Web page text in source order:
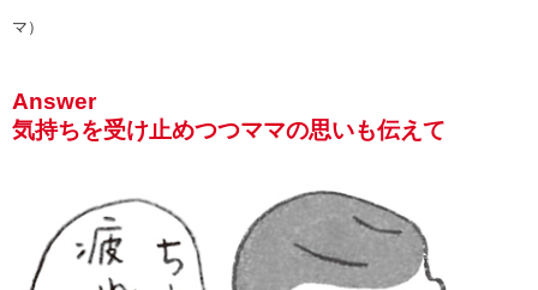
マ）
Answer
気持ちを受け止めつつママの思いも伝えて